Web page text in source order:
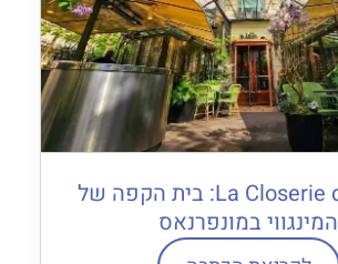
La Closerie des Lilas: בית הקפה של
המינגווי במונפרנאס